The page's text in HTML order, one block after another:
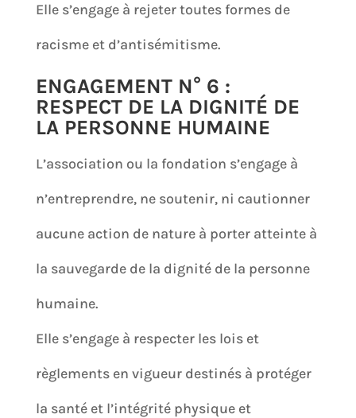
Elle s’engage à rejeter toutes formes de
racisme et d’antisémitisme.
ENGAGEMENT N° 6 :
RESPECT DE LA DIGNITÉ DE
LA PERSONNE HUMAINE
L’association ou la fondation s’engage à
n’entreprendre, ne soutenir, ni cautionner
aucune action de nature à porter atteinte à
la sauvegarde de la dignité de la personne
humaine.
Elle s’engage à respecter les lois et
règlements en vigueur destinés à protéger
la santé et l’intégrité physique et